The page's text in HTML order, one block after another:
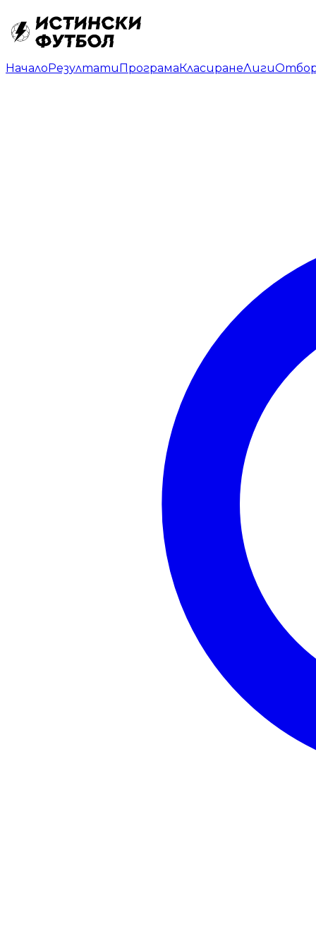
НачалоРезултатиПрограмаКласиранеЛиги